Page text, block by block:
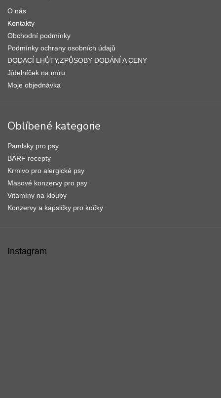
O nás
Kontakty
Obchodní podmínky
Podmínky ochrany osobních údajů
DODACÍ LHŮTY,ZPŮSOBY DODÁNÍ A CENY
Jídelníček na míru
Moje objednávka
Oblíbené kategorie
Pamlsky pro psy
BARF recepty
Krmivo pro alergické psy
Masové konzervy pro psy
Vitamíny na klouby
Konzervy a kapsičky pro kočky
Instagram